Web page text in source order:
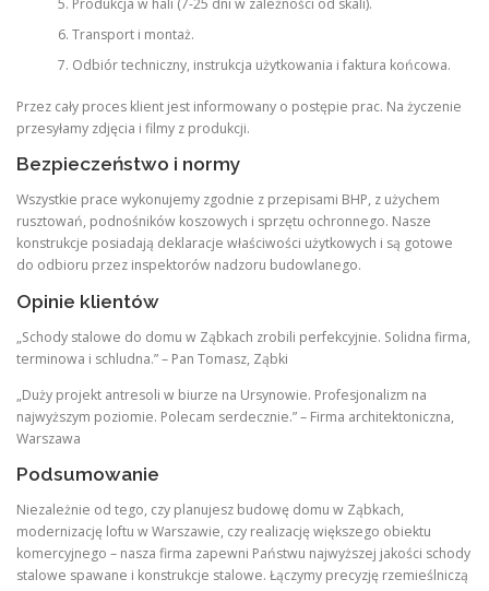
Transport i montaż.
Odbiór techniczny, instrukcja użytkowania i faktura końcowa.
Przez cały proces klient jest informowany o postępie prac. Na życzenie
przesyłamy zdjęcia i filmy z produkcji.
Bezpieczeństwo i normy
Wszystkie prace wykonujemy zgodnie z przepisami BHP, z użychem
rusztowań, podnośników koszowych i sprzętu ochronnego. Nasze
konstrukcje posiadają deklaracje właściwości użytkowych i są gotowe
do odbioru przez inspektorów nadzoru budowlanego.
Opinie klientów
„Schody stalowe do domu w Ząbkach zrobili perfekcyjnie. Solidna firma,
terminowa i schludna.” – Pan Tomasz, Ząbki
„Duży projekt antresoli w biurze na Ursynowie. Profesjonalizm na
najwyższym poziomie. Polecam serdecznie.” – Firma architektoniczna,
Warszawa
Podsumowanie
Niezależnie od tego, czy planujesz budowę domu w Ząbkach,
modernizację loftu w Warszawie, czy realizację większego obiektu
komercyjnego – nasza firma zapewni Państwu najwyższej jakości schody
stalowe spawane i konstrukcje stalowe. Łączymy precyzję rzemieślniczą